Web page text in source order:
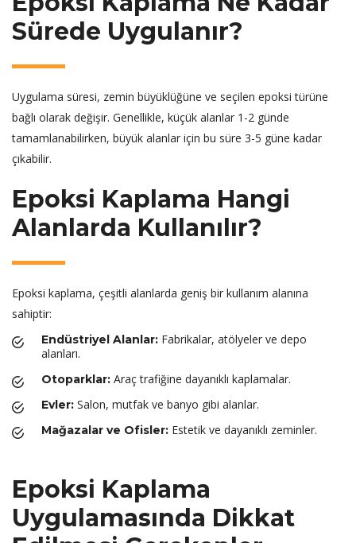
Sürede Uygulanır?
Uygulama süresi, zemin büyüklüğüne ve seçilen epoksi türüne
bağlı olarak değişir. Genellikle, küçük alanlar 1-2 günde
tamamlanabilirken, büyük alanlar için bu süre 3-5 güne kadar
çıkabilir.
Epoksi Kaplama Hangi
Alanlarda Kullanılır?
Epoksi kaplama, çeşitli alanlarda geniş bir kullanım alanına
sahiptir:
Endüstriyel Alanlar: Fabrikalar, atölyeler ve depo
alanları.
Otoparklar: Araç trafiğine dayanıklı kaplamalar.
Evler: Salon, mutfak ve banyo gibi alanlar.
Mağazalar ve Ofisler: Estetik ve dayanıklı zeminler.
Epoksi Kaplama
Uygulamasında Dikkat